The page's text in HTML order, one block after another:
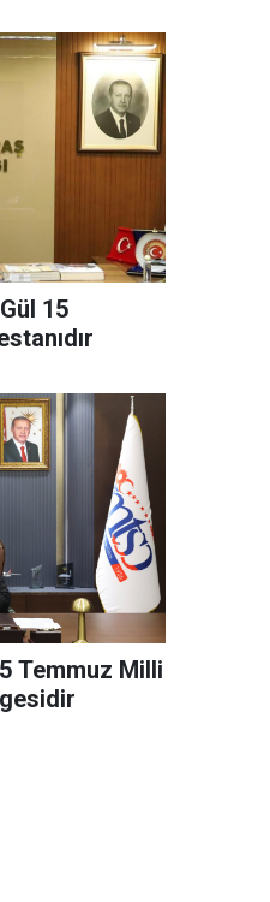
15
Temmuz Milli